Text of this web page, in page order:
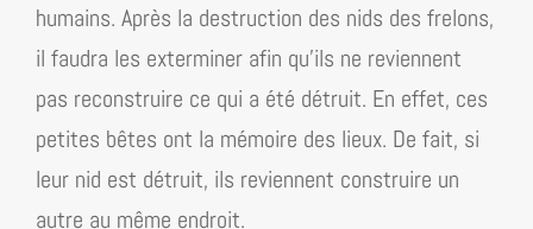
humains. Après la destruction des nids des frelons,
il faudra les exterminer afin qu’ils ne reviennent
pas reconstruire ce qui a été détruit. En effet, ces
petites bêtes ont la mémoire des lieux. De fait, si
leur nid est détruit, ils reviennent construire un
autre au même endroit.